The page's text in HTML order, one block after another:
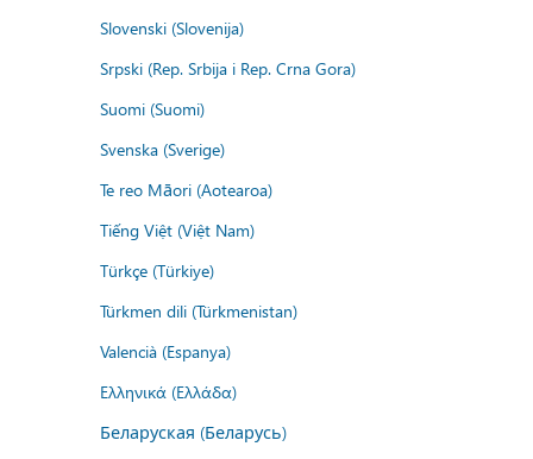
Slovenski (Slovenija)
Srpski (Rep. Srbija i Rep. Crna Gora)
Suomi (Suomi)
Svenska (Sverige)
Te reo Māori (Aotearoa)
Tiếng Việt (Việt Nam)
Türkçe (Türkiye)
Türkmen dili (Türkmenistan)
Valencià (Espanya)
Ελληνικά (Ελλάδα)
Беларуская (Беларусь)